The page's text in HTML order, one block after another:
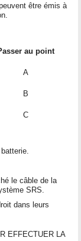
être émis à
au point
A
B
C
le câble de la
SRS.
dans leurs
EFFECTUER LA